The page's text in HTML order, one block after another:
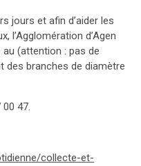
jours et afin d’aider les
l’Agglomération d’Agen
(attention : pas de
des branches de diamètre
47.
collecte-et-